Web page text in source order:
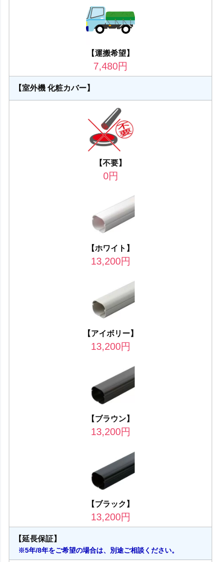
【運搬希望】
7,480円
【室外機 化粧カバー】
【不要】
0円
【ホワイト】
13,200円
【アイボリー】
13,200円
【ブラウン】
13,200円
【ブラック】
13,200円
【延長保証】
※5年/8年をご希望の場合は、別途ご相談ください。